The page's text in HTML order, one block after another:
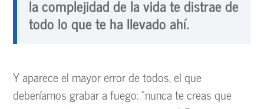
la complejidad de la vida te distrae de
todo lo que te ha llevado ahí.
Y aparece el mayor error de todos, el que
deberíamos grabar a fuego: “nunca te creas que